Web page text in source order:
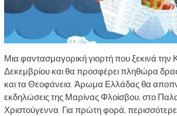
Μια φαντασμαγορική γιορτή που ξεκινά την
Δεκεμβρίου και θα προσφέρει πληθώρα
και τα Θεοφάνεια. Άρωμα Ελλάδας θα
εκδηλώσεις της Μαρίνας Φλοίσβου, στο
Χριστούγεννα. Για πρώτη φορά,